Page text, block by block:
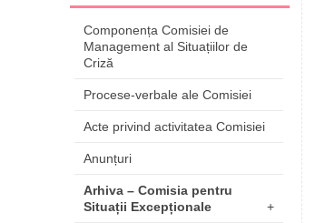
Componența Comisiei de
Management al Situațiilor de
Criză
Procese-verbale ale Comisiei
Acte privind activitatea Comisiei
Anunțuri
Arhiva – Comisia pentru
Situații Excepționale
+